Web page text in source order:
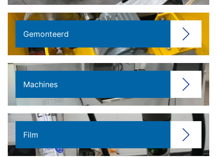
Gemonteerd
Machines
Film